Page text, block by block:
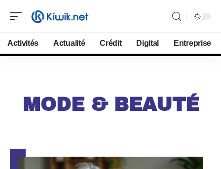
Activités Actualité Crédit Digital Entreprise
MODE & BEAUTÉ